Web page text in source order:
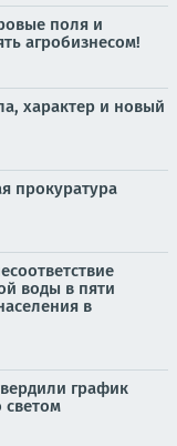
поля и
агробизнесом!
характер и новый
прокуратура
воды в пяти
в
график
светом